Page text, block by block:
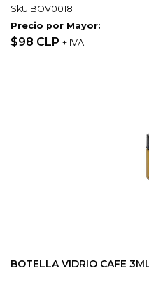
SkU:BOV0018
Precio por Mayor:
$98 CLP + IVA
BOTELLA VIDRIO CAFE